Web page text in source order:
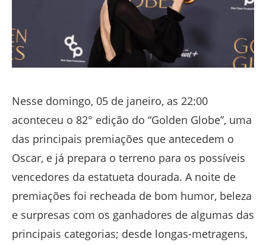
Nesse domingo, 05 de janeiro, as 22:00
aconteceu o 82° edição do “Golden Globe”, uma
das principais premiações que antecedem o
Oscar, e já prepara o terreno para os possíveis
vencedores da estatueta dourada. A noite de
premiações foi recheada de bom humor, beleza
e surpresas com os ganhadores de algumas das
principais categorias; desde longas-metragens,